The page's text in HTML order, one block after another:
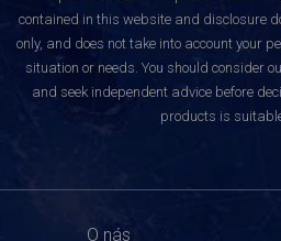
contained in this website and disclosure
only, and does not take into account your
situation or needs. You should consider
and seek independent advice before
products is
O nás